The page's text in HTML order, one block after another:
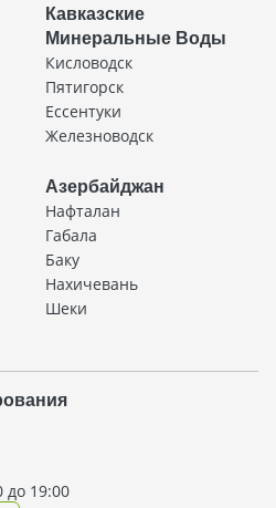
Кавказские
Минеральные Воды
Кисловодск
Пятигорск
Ессентуки
Железноводск
Азербайджан
Нафталан
Габала
Баку
Нахичевань
Шеки
до 19:00